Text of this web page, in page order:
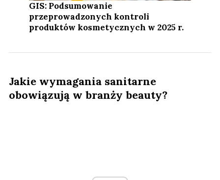
GIS: Podsumowanie
przeprowadzonych kontroli
produktów kosmetycznych w 2025 r.
Jakie wymagania sanitarne
obowiązują w branży beauty?